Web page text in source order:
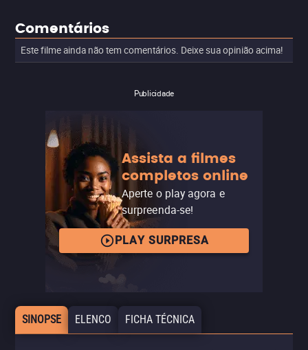
Comentários
Este filme ainda não tem comentários. Deixe sua opinião acima!
Publicidade
Assista a filmes
completos online
Aperte o play agora e
surpreenda-se!
PLAY SURPRESA
SINOPSE ELENCO FICHA TÉCNICA